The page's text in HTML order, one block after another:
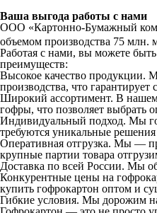
Ваша выгода работы с нами
ООО «Картонно-Бумажный
объемом производства 75 млн.
Работая с нами, вы можете
преимуществ:
Высокое качество продукции.
производства, что
Широкий ассортимент. В нашем
гофры, что позволяет выбрать
Индивидуальный подход. Мы
требуются уникальные
Оперативная отгрузка. Мы —
крупные партии товара
Доставка по всей России. Мы
Конкурентные цены на
купить гофрокартон оптом и
Гибкие условия. Мы дорожим